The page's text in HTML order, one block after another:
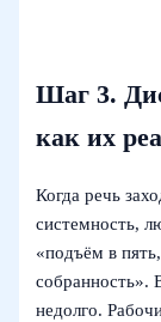
Шаг 3.
как их
Когда речь
системность,
«подъём в
собранность».
недолго.